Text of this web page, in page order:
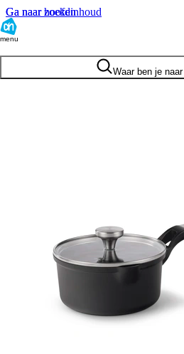
Ga naar hoofdinhoud
Ga naar zoeken
menu
Waar ben je